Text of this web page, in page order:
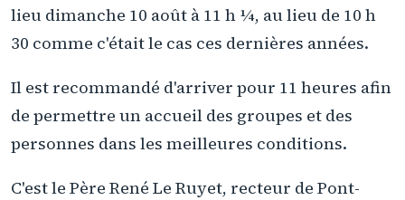
lieu dimanche 10 août à 11 h ¼, au lieu de 10 h
30 comme c'était le cas ces dernières années.
Il est recommandé d'arriver pour 11 heures afin
de permettre un accueil des groupes et des
personnes dans les meilleures conditions.
C'est le Père René Le Ruyet, recteur de Pont-